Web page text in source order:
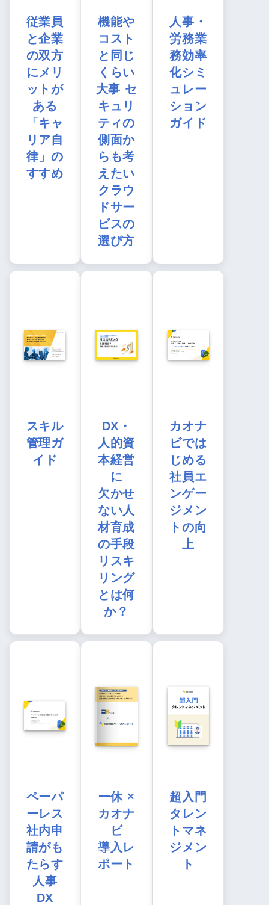
従業員
と企業
の双方
にメリ
ットが
ある
「キャ
リア自
律」の
すすめ
機能や
コスト
と同じ
くらい
大事 セ
キュリ
ティの
側面か
らも考
えたい
クラウ
ドサー
ビスの
選び方
人事・
労務業
務効率
化シミ
ュレー
ション
ガイド
スキル
管理ガ
イド
DX・
人的資
本経営
に
欠かせ
ない人
材育成
の手段
リスキ
リング
とは何
か？
カオナ
ビでは
じめる
社員エ
ンゲー
ジメン
トの向
上
ペーパ
ーレス
社内申
請がも
たらす
人事
DX
一休 ×
カオナ
ビ
導入レ
ポート
超入門
タレン
トマネ
ジメン
ト